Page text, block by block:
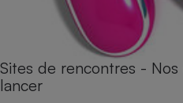
Sites de rencontres -
lancer